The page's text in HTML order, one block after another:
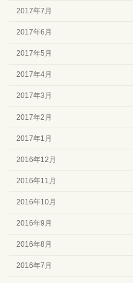
2017年7月
2017年6月
2017年5月
2017年4月
2017年3月
2017年2月
2017年1月
2016年12月
2016年11月
2016年10月
2016年9月
2016年8月
2016年7月